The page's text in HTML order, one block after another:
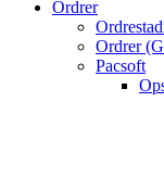
Ordrer
Ordrer
Pacsoft